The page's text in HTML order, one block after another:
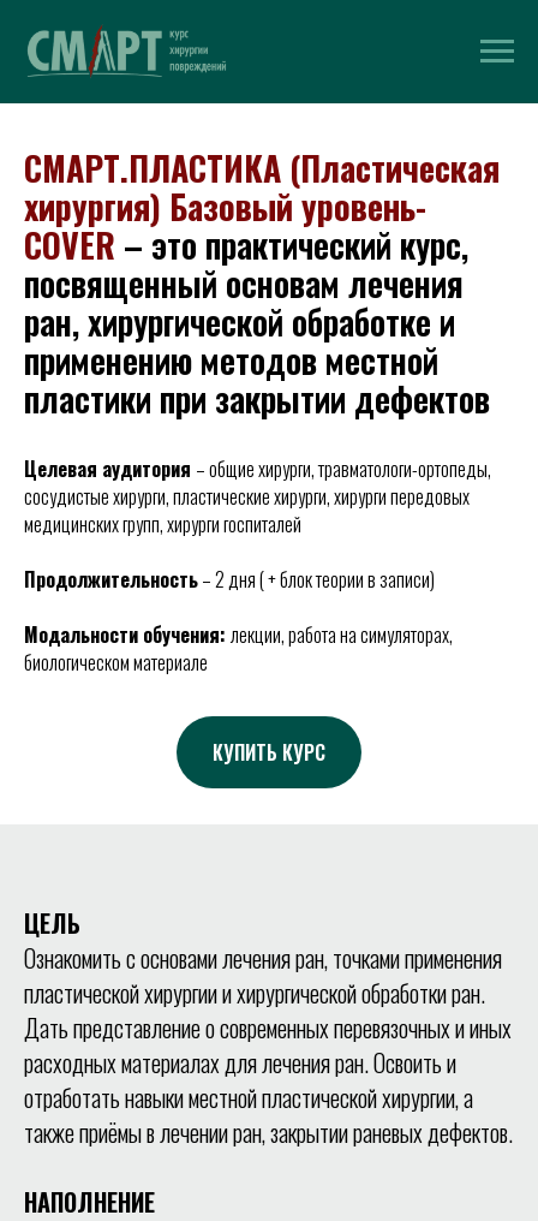
СМАРТ.ПЛАСТИКА (Пластическая
хирургия) Базовый уровень-
COVER – это практический курс,
посвященный основам лечения
ран, хирургической обработке и
применению методов местной
пластики при закрытии дефектов
Целевая аудитория – общие хирурги, травматологи-ортопеды,
сосудистые хирурги, пластические хирурги, хирурги передовых
медицинских групп, хирурги госпиталей
Продолжительность– 2 дня ( + блок теории в записи)
Модальности обучения: лекции, работа на симуляторах,
биологическом материале
КУПИТЬ КУРС
ЦЕЛЬ
Ознакомить с основами лечения ран, точками применения
пластической хирургии и хирургической обработки ран.
Дать представление о современных перевязочных и иных
расходных материалах для лечения ран. Освоить и
отработать навыки местной пластической хирургии, а
также приёмы в лечении ран, закрытии раневых дефектов.
НАПОЛНЕНИЕ